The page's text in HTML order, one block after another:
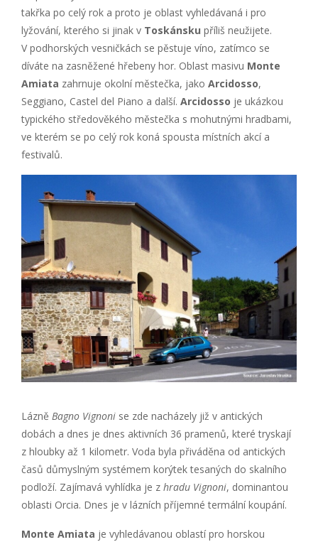
takřka po celý rok a proto je oblast vyhledávaná i pro
lyžování, kterého si jinak v Toskánsku příliš neužijete.
V podhorských vesničkách se pěstuje víno, zatímco se
díváte na zasněžené hřebeny hor. Oblast masivu Monte
Amiata zahrnuje okolní městečka, jako Arcidosso,
Seggiano, Castel del Piano a další. Arcidosso je ukázkou
typického středověkého městečka s mohutnými hradbami,
ve kterém se po celý rok koná spousta místních akcí a
festivalů.
Lázně Bagno Vignoni se zde nacházely již v antických
dobách a dnes je dnes aktivních 36 pramenů, které tryskají
z hloubky až 1 kilometr. Voda byla přiváděna od antických
časů důmyslným systémem korýtek tesaných do skalního
podloží. Zajímavá vyhlídka je z hradu Vignoni, dominantou
oblasti Orcia. Dnes je v lázních příjemné termální koupání.
Monte Amiata je vyhledávanou oblastí pro horskou